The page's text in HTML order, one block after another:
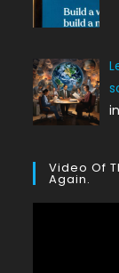
Video Of
Again.